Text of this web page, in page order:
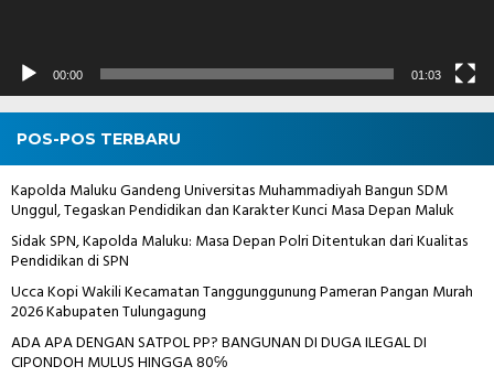
00:00 01:03
POS-POS TERBARU
Kapolda Maluku Gandeng Universitas Muhammadiyah Bangun SDM
Unggul, Tegaskan Pendidikan dan Karakter Kunci Masa Depan Maluk
Sidak SPN, Kapolda Maluku: Masa Depan Polri Ditentukan dari Kualitas
Pendidikan di SPN
Ucca Kopi Wakili Kecamatan Tanggunggunung Pameran Pangan Murah
2026 Kabupaten Tulungagung
ADA APA DENGAN SATPOL PP? BANGUNAN DI DUGA ILEGAL DI
CIPONDOH MULUS HINGGA 80℅